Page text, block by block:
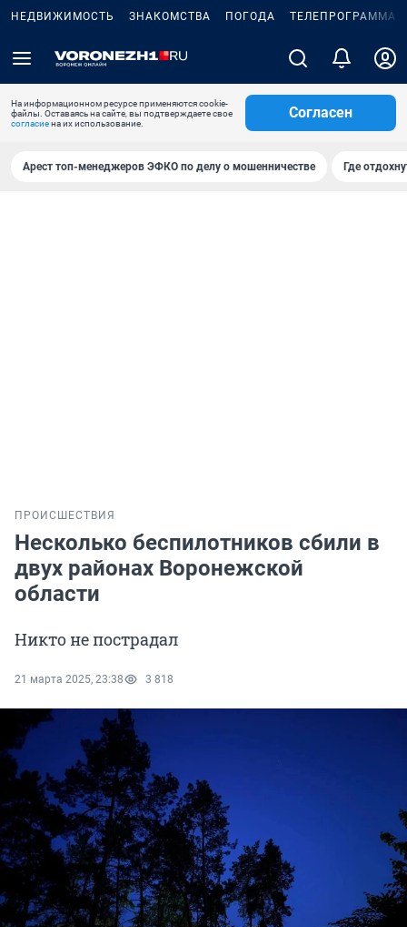
НЕДВИЖИМОСТЬ ЗНАКОМСТВА ПОГОДА ТЕЛЕПРОГРАММА
На информационном ресурсе применяются cookie-
файлы. Оставаясь на сайте, вы подтверждаете свое
согласиена их использование.
Согласен
Арест топ-менеджеров ЭФКО по делу о мошенничестве Где
ПРОИСШЕСТВИЯ
Несколько беспилотников сбили в
двух районах Воронежской
области
Никто не пострадал
21 марта 2025, 23:38 3 818